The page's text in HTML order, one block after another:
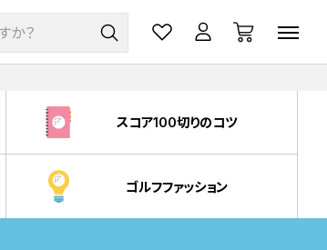
スコア100切りのコツ
ゴルフファッション